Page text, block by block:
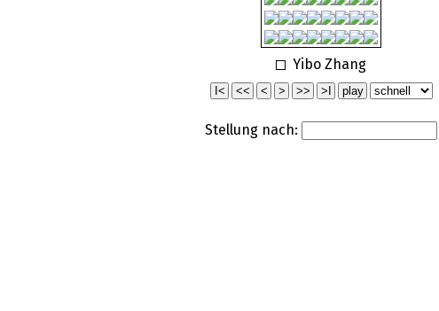
Yibo Zhang
Stellung nach: